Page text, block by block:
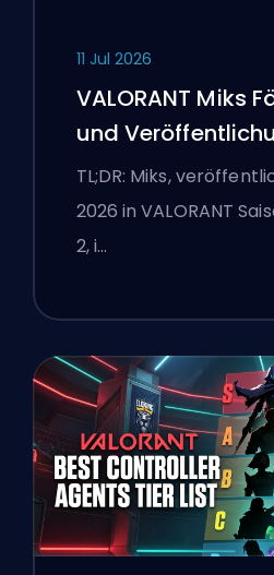
11 Jul 2026
VALORANT Miks
und
erklärt
TL;DR: Miks,
2026 in VALORANT
2, i…